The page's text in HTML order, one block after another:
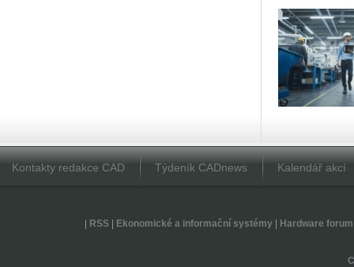
Kontakty redakce CAD Týdeník CADnews Kalendář akcí
RSS| Ekonomické a informační systémy| Hardware forum